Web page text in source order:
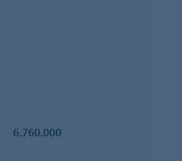
6.760.000